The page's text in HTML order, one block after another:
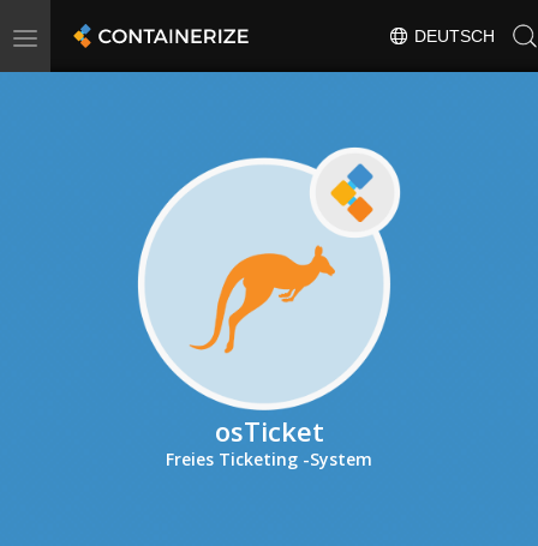
Toggle
DEUTSCH
osTicket
Freies Ticketing -System